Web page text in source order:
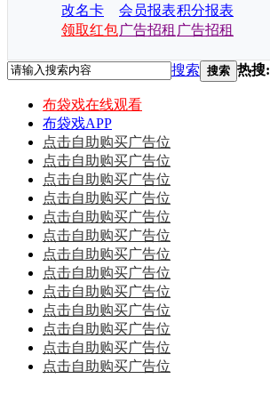
改名卡 会员报表积分报表
领取红包广告招租 广告招租
搜索 搜索 热搜:
布袋戏在线观看
布袋戏APP
点击自助购买广告位
点击自助购买广告位
点击自助购买广告位
点击自助购买广告位
点击自助购买广告位
点击自助购买广告位
点击自助购买广告位
点击自助购买广告位
点击自助购买广告位
点击自助购买广告位
点击自助购买广告位
点击自助购买广告位
点击自助购买广告位